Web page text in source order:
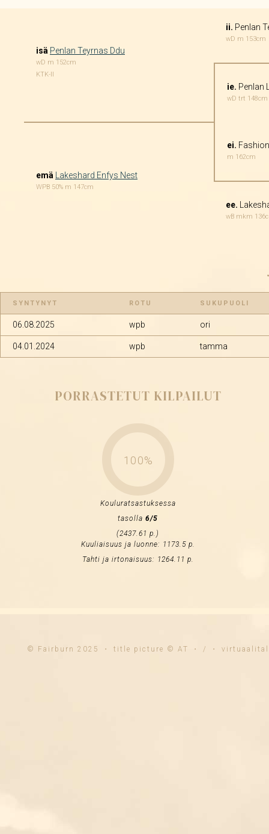
isä Penlan Teyrnas Ddu
wD m 152cm
KTK-II
ii. Penlan
wD m 153cm
ie. Penlan
wD trt 148cm
emä Lakeshard Enfys Nest
WPB 50% m 147cm
ei.
m 162cm
ee.
wB mkm
SYNTYNYT ROTU SUKUPUOLI
06.08.2025 wpb ori
04.01.2024 wpb tamma
PORRASTETUT KILPAILUT
100%
Kouluratsastuksessa
tasolla6/5
(2437.61 p.)
Kuuliaisuus ja luonne: 1173.5 p.
Tahti ja irtonaisuus: 1264.11 p.
© Fairburn 2025 ・ title picture © AT ・ / ・